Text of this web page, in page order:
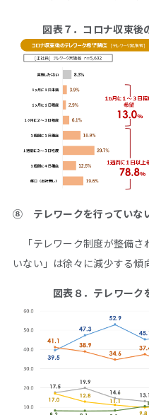
図表７．コロナ収束後
⑧ テレワークを行っていな
「テレワーク制度が整備さ
いない」は徐々に減少する傾
図表８．テレワーク